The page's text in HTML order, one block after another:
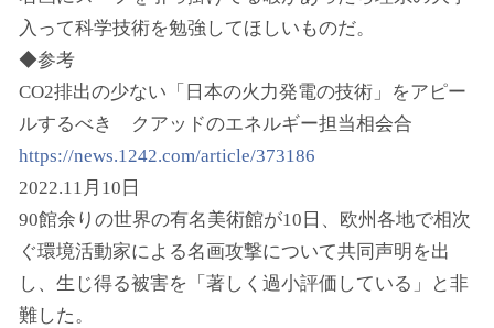
入って科学技術を勉強してほしいものだ。
◆参考
CO2排出の少ない「日本の火力発電の技術」をアピー
ルするべき クアッドのエネルギー担当相会合
https://news.1242.com/article/373186
2022.11月10日
90館余りの世界の有名美術館が10日、欧州各地で相次
ぐ環境活動家による名画攻撃について共同声明を出
し、生じ得る被害を「著しく過小評価している」と非
難した。